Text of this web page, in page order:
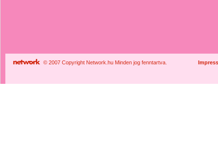
© 2007 Copyright Network.hu Minden jog fenntartva.